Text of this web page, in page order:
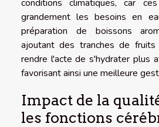
conditions climatiques, car
grandement les besoins en
préparation de boissons
ajoutant des tranches de
rendre l'acte de s'hydrater plus
favorisant ainsi une meilleure
Impact de la
les fonctions